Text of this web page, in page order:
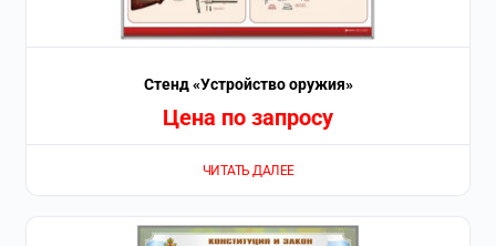
Стенд «Устройство оружия»
Цена по запросу
ЧИТАТЬ ДАЛЕЕ